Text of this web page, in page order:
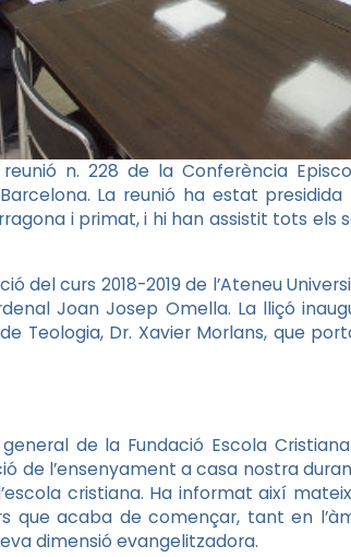
n. 228 de la Conferència
La reunió ha estat presidida
i primat, i hi han assistit tots els
del curs 2018-2019 de l’Ateneu
Joan Josep Omella. La lliçó
Teologia, Dr. Xavier Morlans, que
de la Fundació Escola
de l’ensenyament a casa nostra
cristiana. Ha informat així
que acaba de començar, tant en
dimensió evangelitzadora.